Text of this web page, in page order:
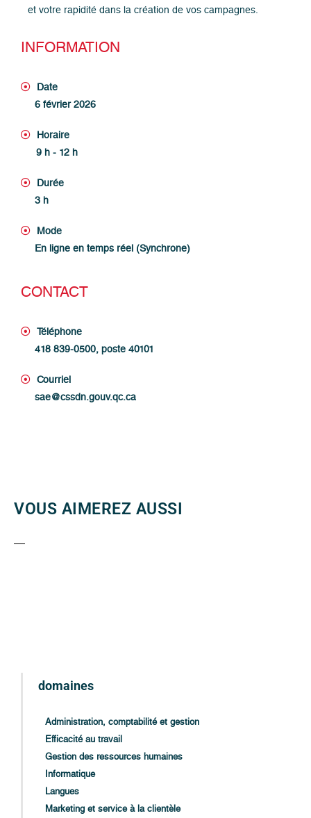
et votre rapidité dans la création de vos campagnes.
INFORMATION
Date
6 février 2026
Horaire
9 h - 12 h
Durée
3 h
Mode
En ligne en temps réel (Synchrone)
CONTACT
Téléphone
418 839-0500, poste 40101
Courriel
sae@cssdn.gouv.qc.ca
VOUS AIMEREZ AUSSI
domaines
Administration, comptabilité et gestion
Efficacité au travail
Gestion des ressources humaines
Informatique
Langues
Marketing et service à la clientèle